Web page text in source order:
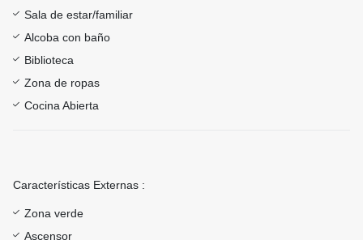
Sala de estar/familiar
Alcoba con baño
Biblioteca
Zona de ropas
Cocina Abierta
Características Externas :
Zona verde
Ascensor